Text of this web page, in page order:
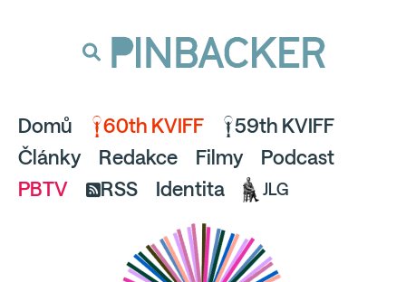
a pusťte se do čtení.
PINBACKER
Domů 60th KVIFF
59th KVIFF
Články
Redakce Filmy
Podcast
PBTV
RSS Identita JLG